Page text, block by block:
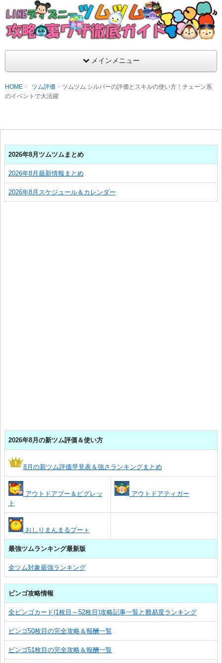
LINEディズニー ツムツム攻略・裏ワザ徹底
支持率No1！痒いところに手が届くツムツム攻略サイト！新ツ
ラ評価も丁寧に解説！ツムツムを120％楽しめるサイトを目指し
メインメニュー
HOME ツム評価
ツムツム シルバーの評価とスキルの使い方！チェーン系
のイベントで大活躍
2026年8月ツムツムまとめ
2026年8月最新情報まとめ
2026年8月スケジュール＆カレンダー
2026年8月の新ツム評価＆使い方
8月の新ツム評価早見表＆強さランキングまとめ
アウトドアプー＆ピグレッ
ト
アウトドアティガー
おしりまんまるプー＋
最強ツムランキング最新版
全ツム対象最強ランキング
ビンゴ攻略情報
全ビンゴカード(1枚目～52枚目)攻略記事一覧と難易度ランキング
ビンゴ50枚目の完全攻略＆報酬一覧
ビンゴ51枚目の完全攻略＆報酬一覧